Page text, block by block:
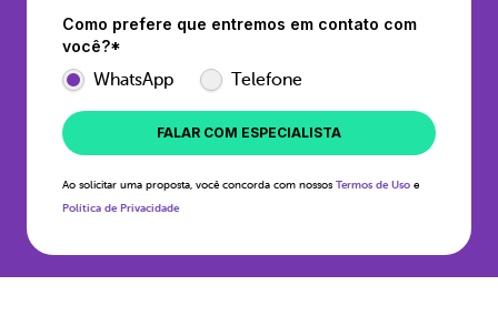
Como prefere que entremos em contato com
você?*
WhatsApp Telefone
FALAR COM ESPECIALISTA
Ao solicitar uma proposta, você concorda com nossos Termos de Uso e
Política de Privacidade